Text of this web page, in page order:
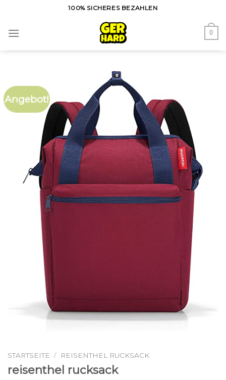
content
100% SICHERES BEZAHLEN
0
Angebot!
STARTSEITE / REISENTHEL RUCKSACK
reisenthel rucksack